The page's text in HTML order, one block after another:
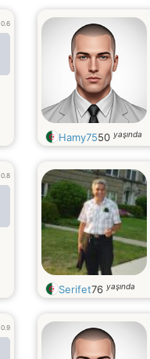
0.6
Hamy7550 yaşında
0.8
Serifet76 yaşında
0.9